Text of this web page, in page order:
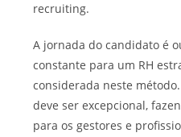
recruiting.
A jornada do candidato é
constante para um RH
considerada neste
deve ser excepcional,
para os gestores e